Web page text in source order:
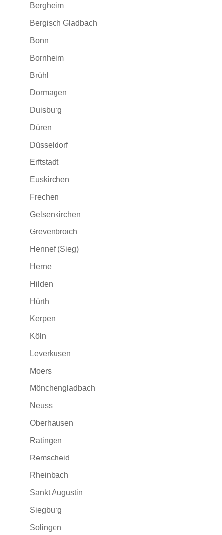
Bergheim
Bergisch Gladbach
Bonn
Bornheim
Brühl
Dormagen
Duisburg
Düren
Düsseldorf
Erftstadt
Euskirchen
Frechen
Gelsenkirchen
Grevenbroich
Hennef (Sieg)
Herne
Hilden
Hürth
Kerpen
Köln
Leverkusen
Moers
Mönchengladbach
Neuss
Oberhausen
Ratingen
Remscheid
Rheinbach
Sankt Augustin
Siegburg
Solingen